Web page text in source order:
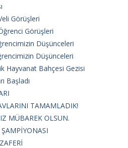
Görüşleri
Görüşleri
Düşünceleri
Düşünceleri
Hayvanat Bahçesi Gezisi
Başladı
TAMAMLADIK!
MÜBAREK OLSUN.